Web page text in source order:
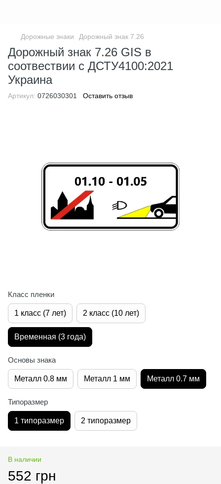
Дорожные знаки Дорожный знак 7.26
Дорожный знак 7.26 GIS в
соотвествии с ДСТУ4100:2021
Украина
Артикул: 0726030301 Оставить отзыв
Класс пленки
1 класс (7 лет) 2 класс (10 лет)
Временная (3 года)
Основы знака
Металл 0.8 мм Металл 1 мм Металл 0.7 мм
Типоразмер
1 типоразмер 2 типоразмер
В наличии
552 грн